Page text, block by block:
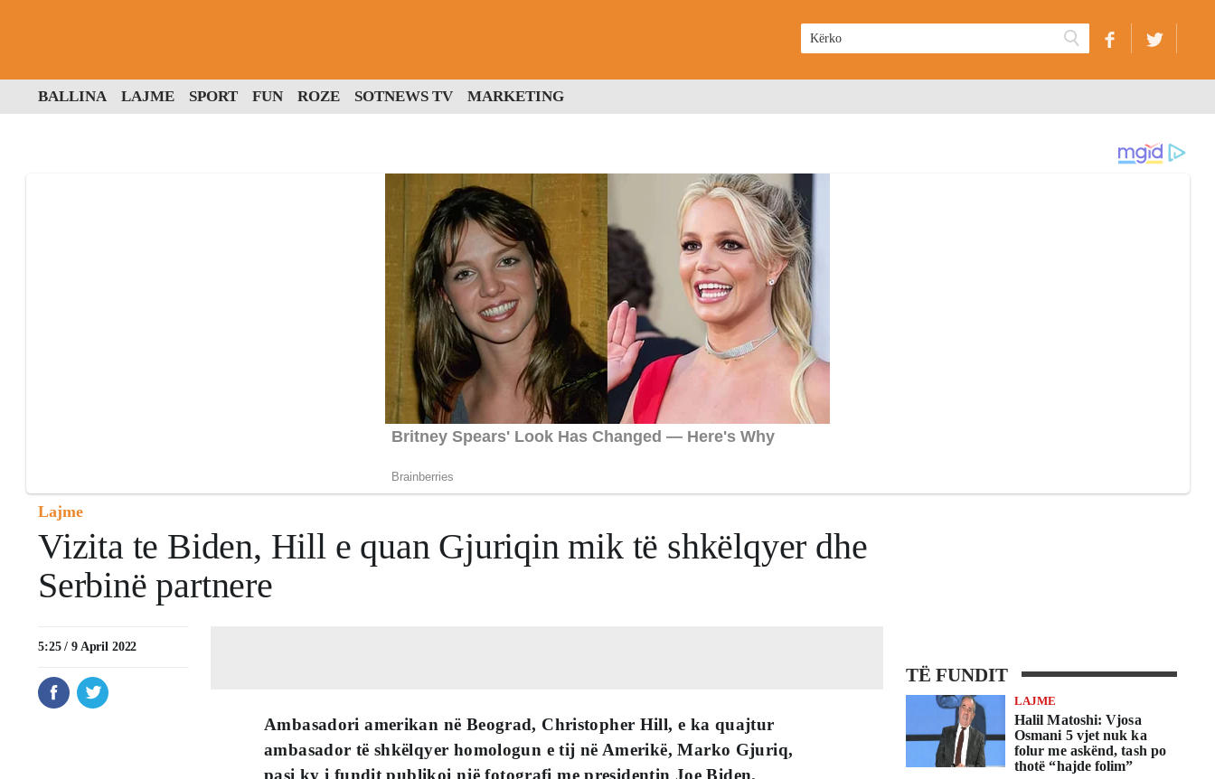
BALLINA LAJME SPORT FUN ROZE SOTNEWS TV MARKETING
Lajme
Vizita te Biden, Hill e quan Gjuriqin mik të shkëlqyer dhe
Serbinë partnere
5:25 / 9 April 2022
TË FUNDIT
LAJME
Halil Matoshi: Vjosa
Osmani 5 vjet nuk ka
folur me askënd, tash po
thotë “hajde folim”
Ambasadori amerikan në Beograd, Christopher Hill, e ka quajtur
ambasador të shkëlqyer homologun e tij në Amerikë, Marko Gjuriq,